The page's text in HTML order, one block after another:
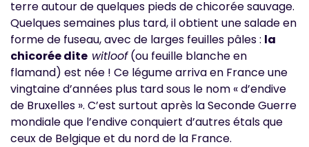
terre autour de quelques pieds de chicorée sauvage.
Quelques semaines plus tard, il obtient une salade en
forme de fuseau, avec de larges feuilles pâles : la
chicorée dite witloof(ou feuille blanche en
flamand) est née ! Ce légume arriva en France une
vingtaine d’années plus tard sous le nom « d’endive
de Bruxelles ». C’est surtout après la Seconde Guerre
mondiale que l’endive conquiert d’autres étals que
ceux de Belgique et du nord de la France.